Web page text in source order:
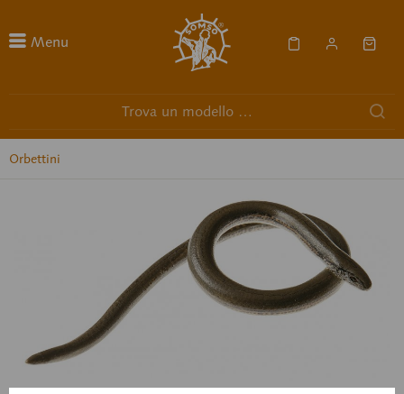
Menu
Orbettini